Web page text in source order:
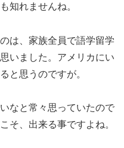
知れませんね。
は、家族全員で語学留学
いました。アメリカにい
と思うのですが。
なと常々思っていたので
そ、出来る事ですよね。